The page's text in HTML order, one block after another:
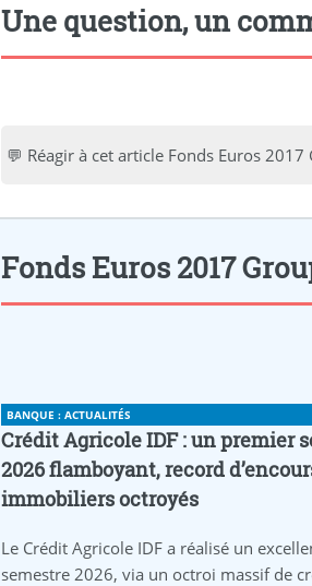
Une question, un
💬 Réagir à cet article Fonds Euros
Fonds Euros 2017
BANQUE : ACTUALITÉS
Crédit Agricole IDF : un premier
2026 flamboyant, record
immobiliers octroyés
Le Crédit Agricole IDF a réalisé un
semestre 2026, via un octroi massif de